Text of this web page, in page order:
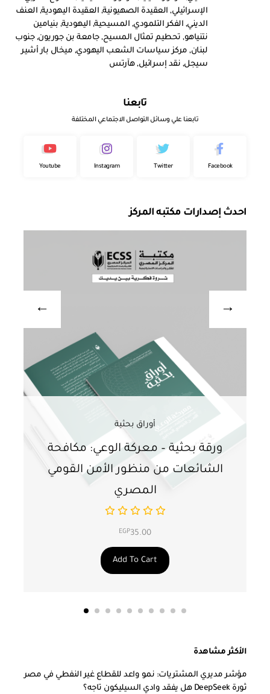
الإسرائيلي,العقيدة الصهيونية,العقيدة اليهودية,العنف
الديني,الفكر التلمودي,المسيحية,اليهودية,بنيامين
نتنياهو,تحطيم تمثال المسيح,جامعة بن جوريون,جنوب
لبنان,مركز سياسات الشعب اليهودي,ميخال بار أشير
سيجل,نقد إسرائيل,هآرتس
تابعنا
تابعنا علي وسائل التواصل الاجتماعي المختلفة
Facebook
Twitter
Instagram
Youtube
احدث إصدارات مكتبه المركز
أوراق بحثية
ورقة بحثية – معركة الوعي: مكافحة
الشائعات من منظور الأمن القومي
المصري
EGP35.00
Add To Cart
الأكثر مشاهدة
مؤشر مديري المشتريات: نمو واعد للقطاع غير النفطي في مصر
ثورة DeepSeek هل يفقد وادي السيليكون تاجه؟